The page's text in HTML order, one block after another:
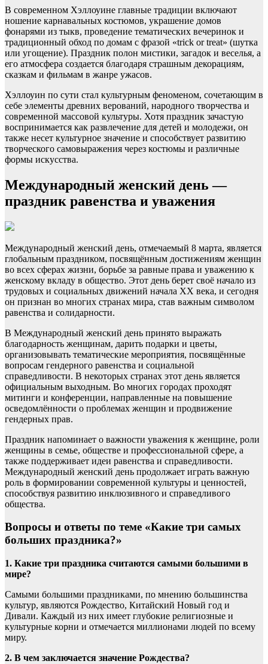
В современном Хэллоуине главные традиции включают
ношение карнавальных костюмов, украшение домов
фонарями из тыкв, проведение тематических вечеринок и
традиционный обход по домам с фразой «trick or treat» (шутка
или угощение). Праздник полон мистики, загадок и веселья, а
его атмосфера создается благодаря страшным декорациям,
сказкам и фильмам в жанре ужасов.
Хэллоуин по сути стал культурным феноменом, сочетающим в
себе элементы древних верований, народного творчества и
современной массовой культуры. Хотя праздник зачастую
воспринимается как развлечение для детей и молодежи, он
также несет культурное значение и способствует развитию
творческого самовыражения через костюмы и различные
формы искусства.
Международный женский день —
праздник равенства и уважения
Международный женский день, отмечаемый 8 марта, является
глобальным праздником, посвящённым достижениям женщин
во всех сферах жизни, борьбе за равные права и уважению к
женскому вкладу в общество. Этот день берет своё начало из
трудовых и социальных движений начала XX века, и сегодня
он признан во многих странах мира, став важным символом
равенства и солидарности.
В Международный женский день принято выражать
благодарность женщинам, дарить подарки и цветы,
организовывать тематические мероприятия, посвящённые
вопросам гендерного равенства и социальной
справедливости. В некоторых странах этот день является
официальным выходным. Во многих городах проходят
митинги и конференции, направленные на повышение
осведомлённости о проблемах женщин и продвижение
гендерных прав.
Праздник напоминает о важности уважения к женщине, роли
женщины в семье, обществе и профессиональной сфере, а
также поддерживает идеи равенства и справедливости.
Международный женский день продолжает играть важную
роль в формировании современной культуры и ценностей,
способствуя развитию инклюзивного и справедливого
общества.
Вопросы и ответы по теме «Какие три самых
больших праздника?»
1. Какие три праздника считаются самыми большими в
мире?
Самыми большими праздниками, по мнению большинства
культур, являются Рождество, Китайский Новый год и
Дивали. Каждый из них имеет глубокие религиозные и
культурные корни и отмечается миллионами людей по всему
миру.
2. В чем заключается значение Рождества?